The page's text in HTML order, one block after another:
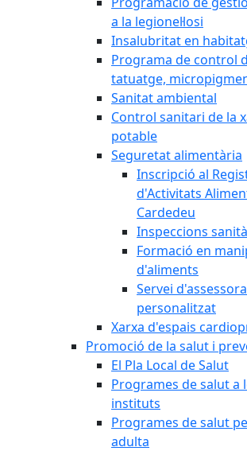
a la legionel·losi
Insalubritat en
Programa de control
tatuatge,
Sanitat ambiental
Control sanitari de la
potable
Seguretat alimentària
Inscripció al
d'Activitats
Cardedeu
Inspeccions
Formació en
d'aliments
Servei
personalitzat
Xarxa d'espais
Promoció de la salut i
El Pla Local de Salut
Programes de salut a
instituts
Programes de salut
adulta